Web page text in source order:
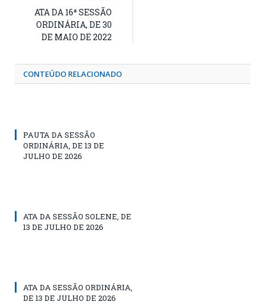
ATA DA 16ª SESSÃO
ORDINÁRIA, DE 30
DE MAIO DE 2022
CONTEÚDO RELACIONADO
PAUTA DA SESSÃO
ORDINÁRIA, DE 13 DE
JULHO DE 2026
ATA DA SESSÃO SOLENE, DE
13 DE JULHO DE 2026
ATA DA SESSÃO ORDINÁRIA,
DE 13 DE JULHO DE 2026